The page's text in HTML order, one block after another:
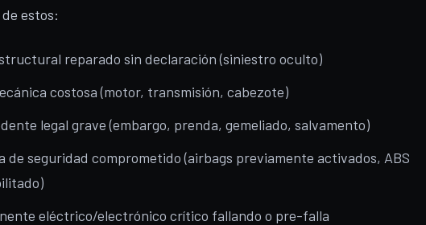
estos:
reparado sin declaración (siniestro oculto)
costosa (motor, transmisión, cabezote)
legal grave (embargo, prenda, gemeliado, salvamento)
de seguridad comprometido (airbags previamente activados, ABS
eléctrico/electrónico crítico fallando o pre-falla